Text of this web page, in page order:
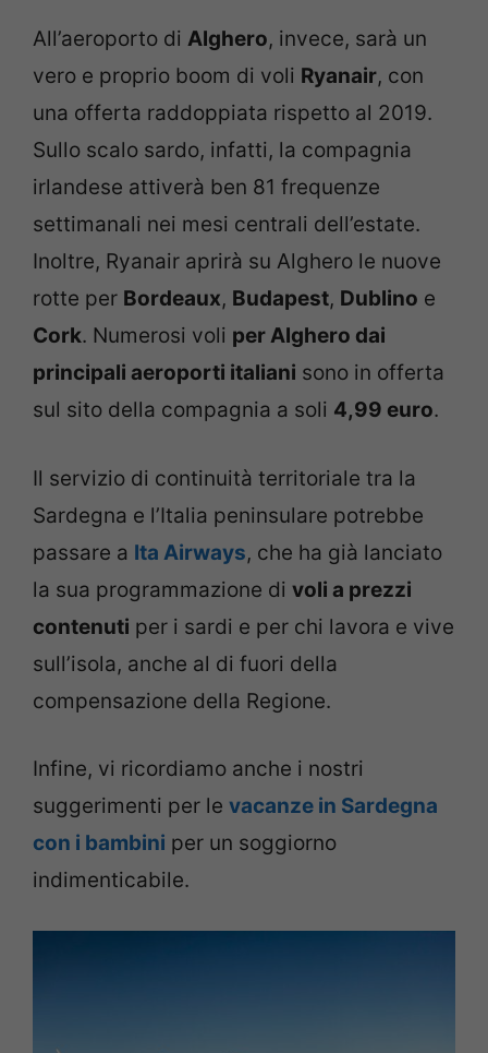
All’aeroporto di Alghero, invece, sarà un
vero e proprio boom di voli Ryanair, con
una offerta raddoppiata rispetto al 2019.
Sullo scalo sardo, infatti, la compagnia
irlandese attiverà ben 81 frequenze
settimanali nei mesi centrali dell’estate.
Inoltre, Ryanair aprirà su Alghero le nuove
rotte per Bordeaux, Budapest, Dublino e
Cork. Numerosi voli per Alghero dai
principali aeroporti italiani sono in offerta
sul sito della compagnia a soli 4,99 euro.
Il servizio di continuità territoriale tra la
Sardegna e l’Italia peninsulare potrebbe
passare a Ita Airways, che ha già lanciato
la sua programmazione di voli a prezzi
contenuti per i sardi e per chi lavora e vive
sull’isola, anche al di fuori della
compensazione della Regione.
Infine, vi ricordiamo anche i nostri
suggerimenti per le vacanze in Sardegna
con i bambini per un soggiorno
indimenticabile.